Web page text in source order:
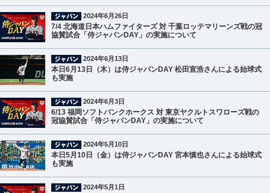
2024年6月26日
7/4 北海道日本ハムファイターズ 対 千葉ロッテマリーンズ戦の冠
協賛試合「侍ジャパンDAY」の実施について
2024年6月13日
本日6月13日（木）は侍ジャパンDAY 松田宣浩さんによる始球式
も実施
2024年6月3日
6/13 福岡ソフトバンクホークス 対 東京ヤクルトスワローズ戦の
冠協賛試合「侍ジャパンDAY」の実施について
2024年5月10日
本日5月10日（金）は侍ジャパンDAY 宮本慎也さんによる始球式
も実施
2024年5月1日